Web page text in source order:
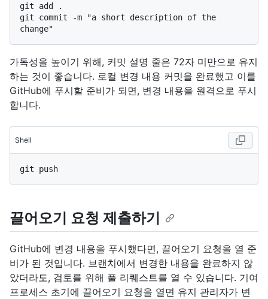
git add .
git commit -m "a short description of the
가독성을 높이기 위해, 커밋 설명 줄은 72자 미만으로 유지
하는 것이 좋습니다. 로컬 변경 내용 커밋을 완료했고 이를
GitHub에 푸시할 준비가 되면, 변경 내용을 원격으로 푸시
합니다.
Shell
끌어오기 요청 제출하기
GitHub에 변경 내용을 푸시했다면, 끌어오기 요청을 열 준
비가 된 것입니다. 브랜치에서 변경한 내용을 완료하지 않
았더라도, 검토를 위해 풀 리퀘스트를 열 수 있습니다. 기여
프로세스 초기에 끌어오기 요청을 열면 유지 관리자가 변